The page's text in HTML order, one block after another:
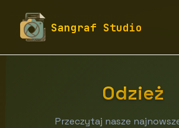
Sangraf Studio
fototapety-sangraf.pl
Odzież
Odzież
Przeczytaj nasze